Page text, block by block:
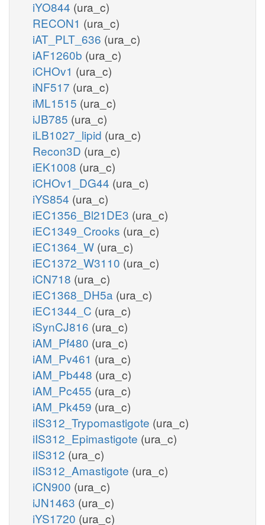
iYO844 (ura_c)
RECON1 (ura_c)
iAT_PLT_636 (ura_c)
iAF1260b (ura_c)
iCHOv1 (ura_c)
iNF517 (ura_c)
iML1515 (ura_c)
iJB785 (ura_c)
iLB1027_lipid (ura_c)
Recon3D (ura_c)
iEK1008 (ura_c)
iCHOv1_DG44 (ura_c)
iYS854 (ura_c)
iEC1356_Bl21DE3 (ura_c)
iEC1349_Crooks (ura_c)
iEC1364_W (ura_c)
iEC1372_W3110 (ura_c)
iCN718 (ura_c)
iEC1368_DH5a (ura_c)
iEC1344_C (ura_c)
iSynCJ816 (ura_c)
iAM_Pf480 (ura_c)
iAM_Pv461 (ura_c)
iAM_Pb448 (ura_c)
iAM_Pc455 (ura_c)
iAM_Pk459 (ura_c)
iIS312_Trypomastigote (ura_c)
iIS312_Epimastigote (ura_c)
iIS312 (ura_c)
iIS312_Amastigote (ura_c)
iCN900 (ura_c)
iJN1463 (ura_c)
iYS1720 (ura_c)